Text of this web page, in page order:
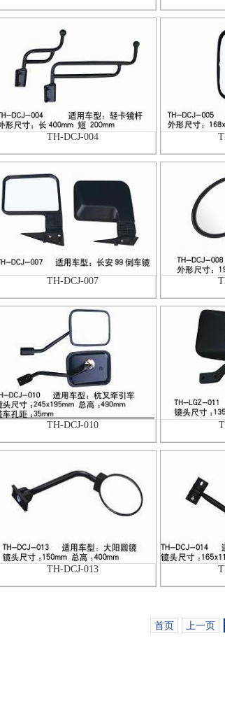
TH-DCJ-004
TH-DCJ-007
TH-DCJ-010
TH-DCJ-013
首页 上一页